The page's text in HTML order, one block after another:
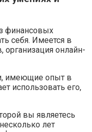
финансовых
себя. Имеется в
организация онлайн-
имеющие опыт в
использовать его,
вы являетесь
лет